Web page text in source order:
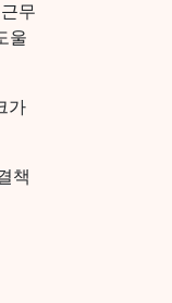
무
울
가
책